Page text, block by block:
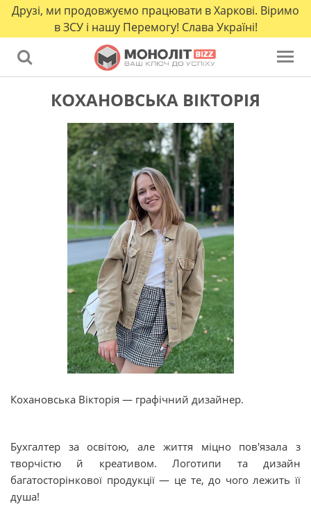
Друзі, ми продовжуємо працювати в Харкові. Віримо
в ЗСУ і нашу Перемогу! Слава Україні!
КОХАНОВСЬКА ВIКТОРIЯ
Кохановська Вікторія — графічний дизайнер.
Бухгалтер за освітою, але життя міцно пов'язала з
творчістю й креативом. Логотипи та дизайн
багатосторінкової продукції — це те, до чого лежить її
душа!